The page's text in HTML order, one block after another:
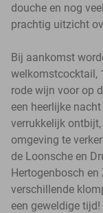
douche en nog
prachtig uitzicht
Bij aankomst
welkomstcocktail,
rode wijn voor op
een heerlijke
verrukkelijk
omgeving te
de Loonsche en
Hertogenbosch
verschillende
een geweldige tijd!